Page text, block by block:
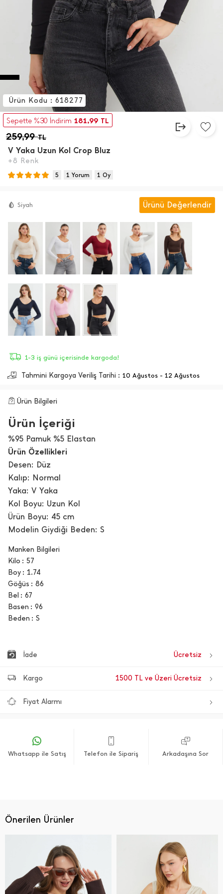
Sepette %30 İndirim 181,99 TL
259,99TL
V Yaka Uzun Kol Crop Bluz
+8 Renk
Ürün Kodu : 618277
5 1 Yorum 1 Oy
Siyah Ürünü Değerlendir
1-3 iş günü içerisinde kargoda!
Tahmini Kargoya Veriliş Tarihi : 10 Ağustos - 12 Ağustos
Ürün Bilgileri
Ürün İçeriği
%95 Pamuk %5 Elastan
Ürün Özellikleri
Desen: Düz
Kalıp: Normal
Yaka: V Yaka
Kol Boyu: Uzun Kol
Ürün Boyu: 45 cm
Modelin Giydiği Beden: S
Manken Bilgileri
Kilo
57
Boy
1.74
Göğüs
86
Bel
67
Basen
96
Beden
S
İade Ücretsiz
Kargo 1500 TL ve Üzeri Ücretsiz
Fiyat Alarmı
Whatsapp ile Satış Telefon ile Sipariş Arkadaşına Sor
Önerilen Ürünler